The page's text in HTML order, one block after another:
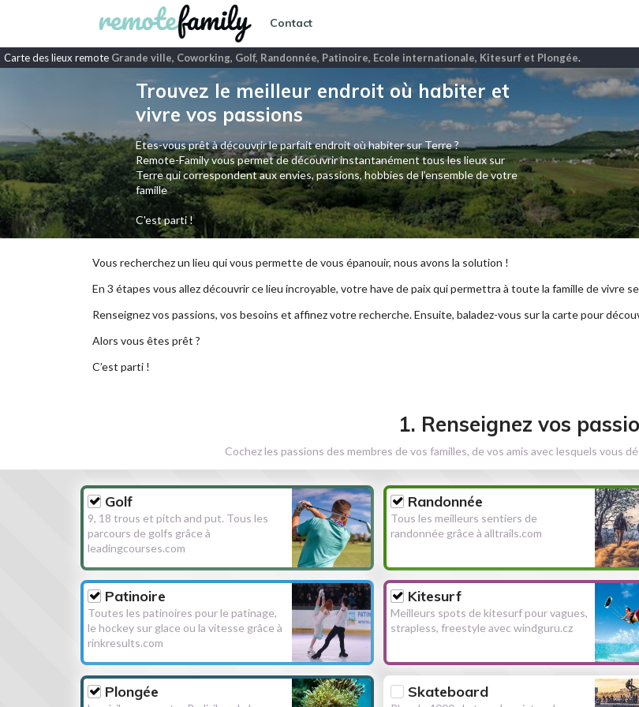
Contact
Carte des lieux remote Grande ville, Coworking, Golf, Randonnée, Patinoire, Ecole internationale, Kitesurf et Plongée.
Trouvez le meilleur endroit où habiter et
vivre vos passions
Etes-vous prêt à découvrir le parfait endroit où habiter sur Terre ?
Remote-Family vous permet de découvrir instantanément tous les lieux sur
Terre qui correspondent aux envies, passions, hobbies de l’ensemble de votre
famille
C'est parti !
Vous recherchez un lieu qui vous permette de vous épanouir, nous avons la solution !
En 3 étapes vous allez découvrir ce lieu incroyable, votre have de paix qui permettra à toute la famille de
Renseignez vos passions, vos besoins et affinez votre recherche. Ensuite, baladez-vous sur la carte pour
Alors vous êtes prêt ?
C’est parti !
1. Renseignez vos
Cochez les passions des membres de vos familles, de vos amis avec lesquels vous
Golf
9, 18 trous et pitch and put. Tous les
parcours de golfs grâce à
leadingcourses.com
Randonnée
Tous les meilleurs sentiers de
randonnée grâce à alltrails.com
Patinoire
Toutes les patinoires pour le patinage,
le hockey sur glace ou la vitesse grâce à
rinkresults.com
Kitesurf
Meilleurs spots de kitesurf pour vagues,
strapless, freestyle avec windguru.cz
Plongée Skateboard